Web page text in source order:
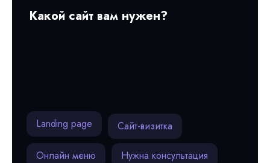
Какой сайт вам нужен?
Landing page Сайт-визитка
Онлайн меню Нужна консультация